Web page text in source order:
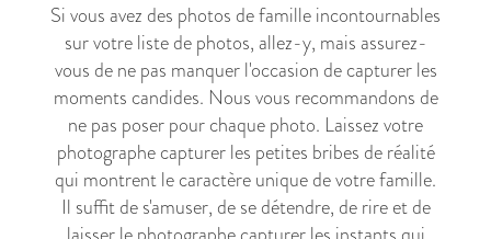
Si vous avez des photos de famille incontournables
sur votre liste de photos, allez-y, mais assurez-
vous de ne pas manquer l'occasion de capturer les
moments candides. Nous vous recommandons de
ne pas poser pour chaque photo. Laissez votre
photographe capturer les petites bribes de réalité
qui montrent le caractère unique de votre famille.
Il suffit de s'amuser, de se détendre, de rire et de